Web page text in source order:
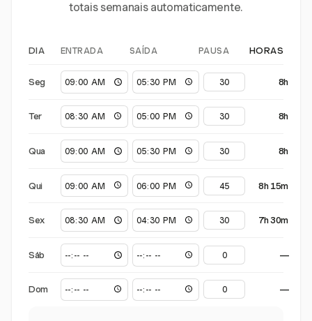
totais semanais automaticamente.
DIA ENTRADA SAÍDA PAUSA HORAS
Seg 8h
Ter 8h
Qua 8h
Qui 8h 15m
Sex 7h 30m
Sáb —
Dom —